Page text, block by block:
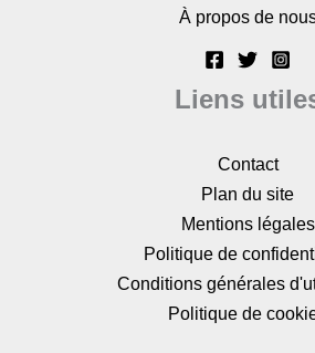
À propos de
Liens
Contact
Plan du site
Mentions légales
Politique de
Conditions générales
Politique de